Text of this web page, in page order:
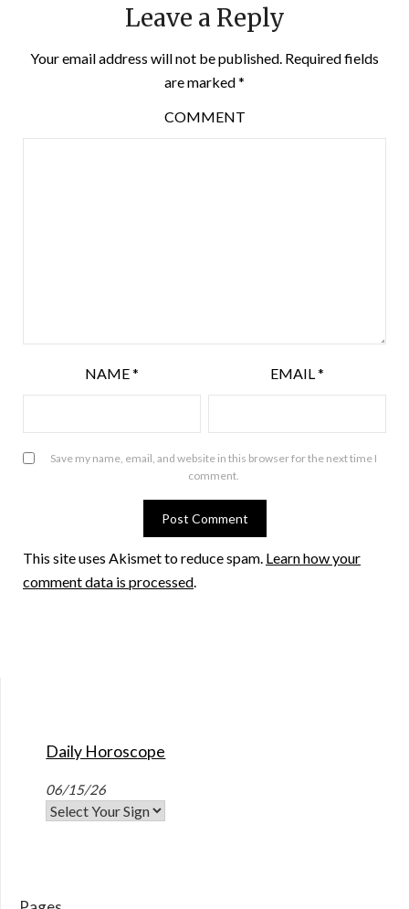
Leave a Reply
Your email address will not be published. Required fields
are marked*
COMMENT
NAME* EMAIL *
Save my name, email, and website in this browser for the next time I
comment.
This site uses Akismet to reduce spam. Learn how your
comment data is processed
Daily Horoscope
06/15/26